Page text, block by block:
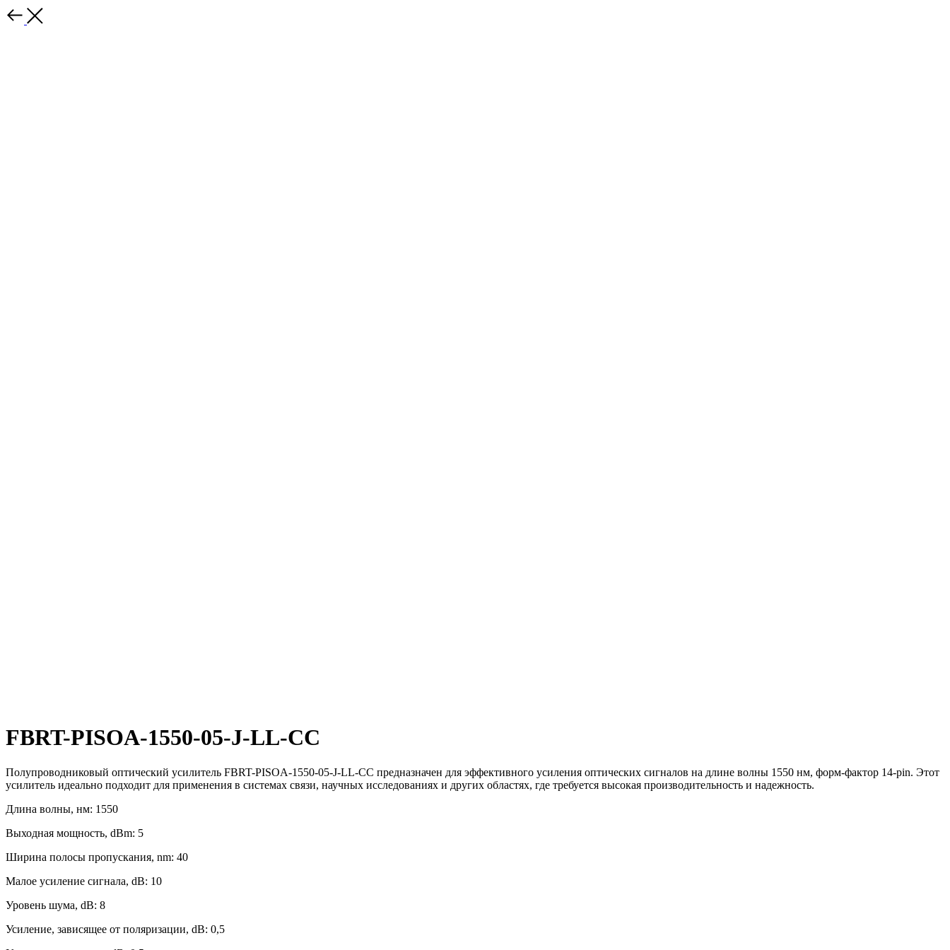
FBRT-PISOA-1550-05-J-LL-CC
Полупроводниковый оптический усилитель FBRT-PISOA-1550-05-J-LL-CC предназначен для эффективного усиления оптических сигналов на длине волны 1550 нм, форм-фактор 14-pin. Этот
усилитель идеально подходит для применения в системах связи, научных исследованиях и других областях, где требуется высокая производительность и надежность.
Длина волны, нм: 1550
Выходная мощность, dBm: 5
Ширина полосы пропускания, nm: 40
Малое усиление сигнала, dB: 10
Уровень шума, dB: 8
Усиление, зависящее от поляризации, dB: 0,5